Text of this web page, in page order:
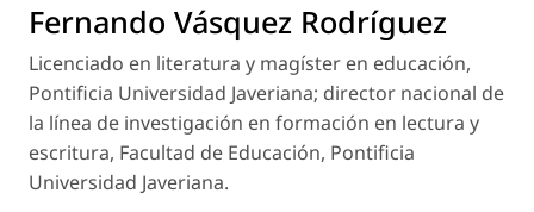
Fernando Vásquez Rodríguez
Licenciado en literatura y magíster en educación,
Pontificia Universidad Javeriana; director nacional de
la línea de investigación en formación en lectura y
escritura, Facultad de Educación, Pontificia
Universidad Javeriana.